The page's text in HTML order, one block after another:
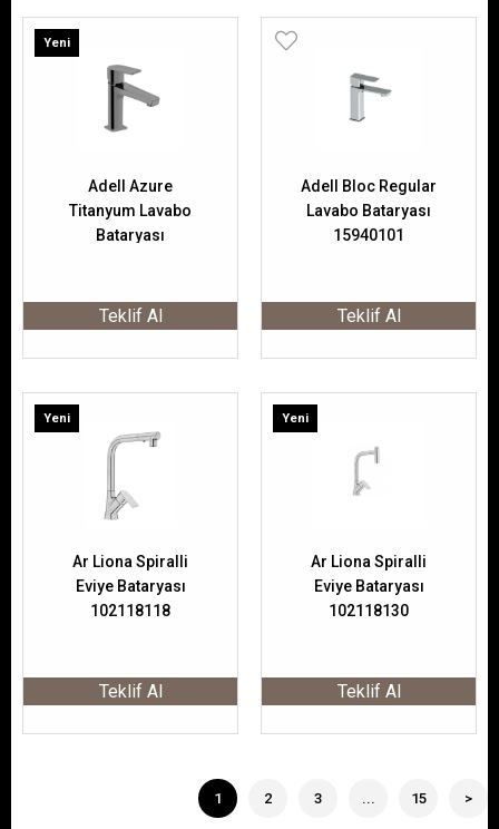
Adell Azure
Titanyum Lavabo
Bataryası
Teklif Al
Yeni
Adell Bloc Regular
Lavabo Bataryası
15940101
Teklif Al
Ar Liona Spiralli
Eviye Bataryası
102118118
Teklif Al
Yeni
Ar Liona Spiralli
Eviye Bataryası
102118130
Teklif Al
Yeni
1 2 3 ... 15 >